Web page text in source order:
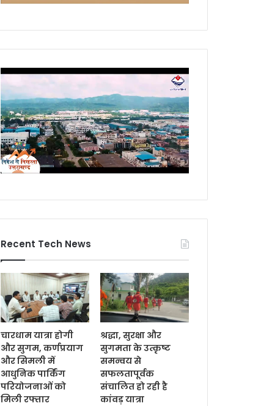
Recent Tech News
चारधाम यात्रा होगी
और सुगम, कर्णप्रयाग
और सिमली में
आधुनिक पार्किंग
परियोजनाओं को
मिली रफ्तार
श्रद्धा, सुरक्षा और
सुगमता के उत्कृष्ट
समन्वय से
सफलतापूर्वक
संचालित हो रही है
कांवड़ यात्रा